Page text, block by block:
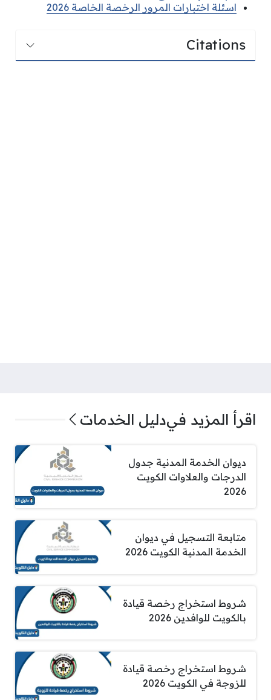
اسئلة اختبارات المرور الرخصة الخاصة 2026
Citations
اقرأ المزيد فيدليل الخدمات
ديوان الخدمة المدنية جدول
الدرجات والعلاوات الكويت
2026
متابعة التسجيل في ديوان
الخدمة المدنية الكويت 2026
شروط استخراج رخصة قيادة
بالكويت للوافدين 2026
شروط استخراج رخصة قيادة
للزوجة في الكويت 2026